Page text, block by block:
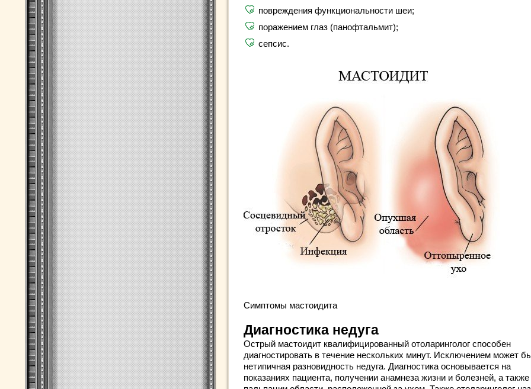
повреждения функциональности шеи;
поражением глаз (панофтальмит);
сепсис.
Симптомы мастоидита
Диагностика недуга
Острый мастоидит квалифицированный отоларинголог способен
диагностировать в течение нескольких минут. Исключением может
нетипичная разновидность недуга. Диагностика основывается на
показаниях пациента, получении анамнеза жизни и болезней, а также